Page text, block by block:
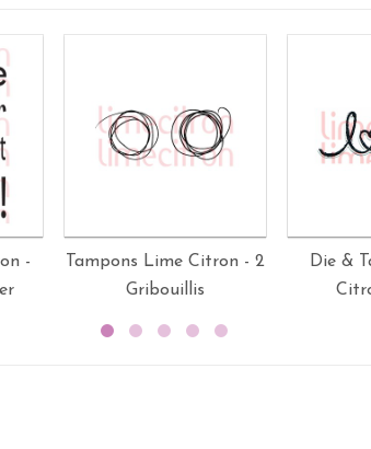
-
Tampons Lime Citron - 2
Gribouillis
Die &